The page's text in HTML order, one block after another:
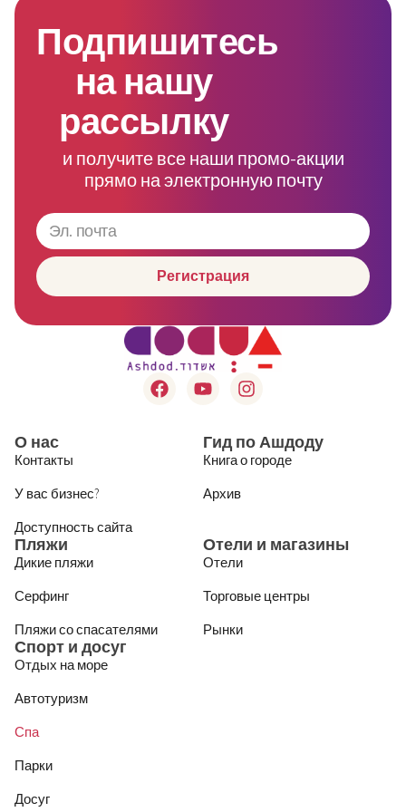
Подпишитесь
на нашу
рассылку
и получите все наши промо-акции
прямо на электронную почту
Регистрация
О нас
Контакты
У вас бизнес?
Доступность сайта
Гид по Ашдоду
Книга о городе
Архив
Пляжи
Дикие пляжи
Серфинг
Пляжи со спасателями
Отели и магазины
Отели
Торговые центры
Рынки
Спорт и досуг
Отдых на море
Автотуризм
Спа
Парки
Досуг